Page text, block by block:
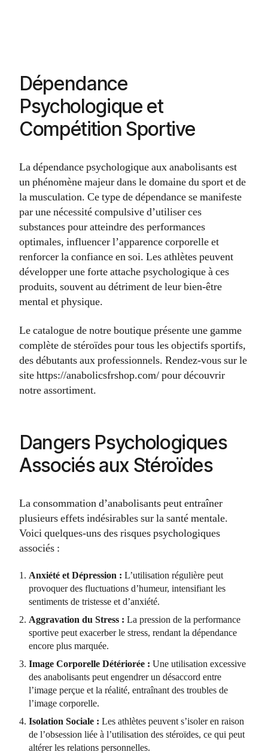
Dépendance
Psychologique et
Compétition Sportive
La dépendance psychologique aux anabolisants est
un phénomène majeur dans le domaine du sport et de
la musculation. Ce type de dépendance se manifeste
par une nécessité compulsive d’utiliser ces
substances pour atteindre des performances
optimales, influencer l’apparence corporelle et
renforcer la confiance en soi. Les athlètes peuvent
développer une forte attache psychologique à ces
produits, souvent au détriment de leur bien-être
mental et physique.
Le catalogue de notre boutique présente une gamme
complète de stéroïdes pour tous les objectifs sportifs,
des débutants aux professionnels. Rendez-vous sur le
site https://anabolicsfrshop.com/ pour découvrir
notre assortiment.
Dangers Psychologiques
Associés aux Stéroïdes
La consommation d’anabolisants peut entraîner
plusieurs effets indésirables sur la santé mentale.
Voici quelques-uns des risques psychologiques
associés :
Anxiété et Dépression : L’utilisation régulière peut
provoquer des fluctuations d’humeur, intensifiant les
sentiments de tristesse et d’anxiété.
Aggravation du Stress : La pression de la performance
sportive peut exacerber le stress, rendant la dépendance
encore plus marquée.
Image Corporelle Détériorée : Une utilisation excessive
des anabolisants peut engendrer un désaccord entre
l’image perçue et la réalité, entraînant des troubles de
l’image corporelle.
Isolation Sociale : Les athlètes peuvent s’isoler en raison
de l’obsession liée à l’utilisation des stéroïdes, ce qui peut
altérer les relations personnelles.